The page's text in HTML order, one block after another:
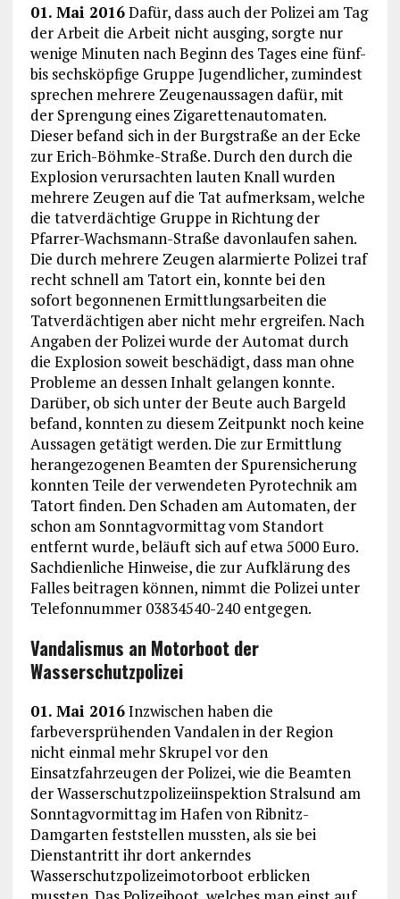
01. Mai 2016Dafür, dass auch der Polizei am Tag
der Arbeit die Arbeit nicht ausging, sorgte nur
wenige Minuten nach Beginn des Tages eine fünf-
bis sechsköpfige Gruppe Jugendlicher, zumindest
sprechen mehrere Zeugenaussagen dafür, mit
der Sprengung eines Zigarettenautomaten.
Dieser befand sich in der Burgstraße an der Ecke
zur Erich-Böhmke-Straße. Durch den durch die
Explosion verursachten lauten Knall wurden
mehrere Zeugen auf die Tat aufmerksam, welche
die tatverdächtige Gruppe in Richtung der
Pfarrer-Wachsmann-Straße davonlaufen sahen.
Die durch mehrere Zeugen alarmierte Polizei traf
recht schnell am Tatort ein, konnte bei den
sofort begonnenen Ermittlungsarbeiten die
Tatverdächtigen aber nicht mehr ergreifen. Nach
Angaben der Polizei wurde der Automat durch
die Explosion soweit beschädigt, dass man ohne
Probleme an dessen Inhalt gelangen konnte.
Darüber, ob sich unter der Beute auch Bargeld
befand, konnten zu diesem Zeitpunkt noch keine
Aussagen getätigt werden. Die zur Ermittlung
herangezogenen Beamten der Spurensicherung
konnten Teile der verwendeten Pyrotechnik am
Tatort finden. Den Schaden am Automaten, der
schon am Sonntagvormittag vom Standort
entfernt wurde, beläuft sich auf etwa 5000 Euro.
Sachdienliche Hinweise, die zur Aufklärung des
Falles beitragen können, nimmt die Polizei unter
Telefonnummer 03834540-240 entgegen.
Vandalismus an Motorboot der
Wasserschutzpolizei
01. Mai 2016Inzwischen haben die
farbeversprühenden Vandalen in der Region
nicht einmal mehr Skrupel vor den
Einsatzfahrzeugen der Polizei, wie die Beamten
der Wasserschutzpolizeiinspektion Stralsund am
Sonntagvormittag im Hafen von Ribnitz-
Damgarten feststellen mussten, als sie bei
Dienstantritt ihr dort ankerndes
Wasserschutzpolizeimotorboot erblicken